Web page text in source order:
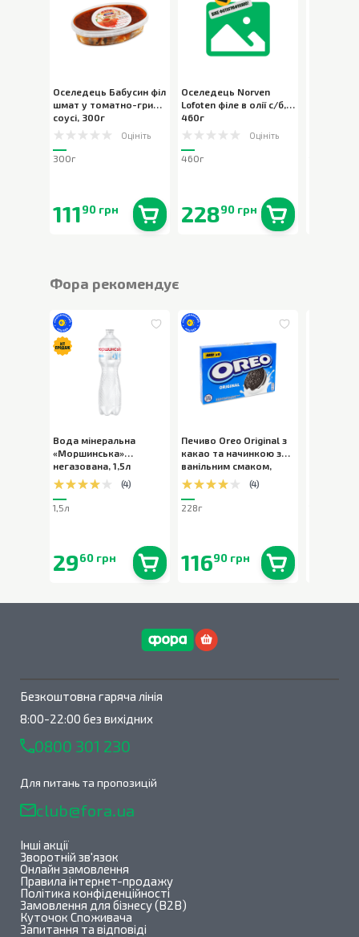
Оселедець Бабусин філ
шмат у томатно-грибн
соусі, 300г
Оцініть
300г
11190 грн
Оселедець Norven
Lofoten філе в олії с/б,
460г
Оцініть
460г
22890 грн
Фора рекомендує
Вода мінеральна
«Моршинська»
негазована, 1,5л
(4)
1,5л
2960 грн
Печиво Oreo Original з
какао та начинкою з
ванільним смаком,
228г
(4)
228г
11690 грн
Безкоштовна гаряча лінія
8:00-22:00 без вихідних
0800 301 230
Для питань та пропозицій
club@fora.ua
Інші акції
Зворотній зв'язок
Онлайн замовлення
Правила інтернет-продажу
Політика конфіденційності
Замовлення для бізнесу (B2B)
Куточок Споживача
Запитання та відповіді